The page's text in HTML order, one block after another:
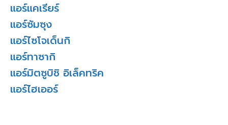
แอร์แคเรียร์
แอร์ซัมซุง
แอร์ไซโจเด็นกิ
แอร์ทาซากิ
แอร์มิตซูบิชิ อิเล็คทริค
แอร์ไฮเออร์